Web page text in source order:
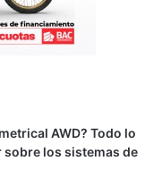
AWD? Todo lo
sobre los sistemas de